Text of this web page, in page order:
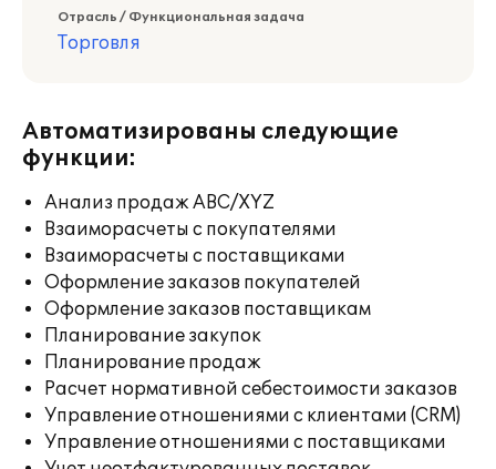
Отрасль / Функциональная задача
Торговля
Автоматизированы следующие
функции:
Анализ продаж ABC/XYZ
Взаиморасчеты с покупателями
Взаиморасчеты с поставщиками
Оформление заказов покупателей
Оформление заказов поставщикам
Планирование закупок
Планирование продаж
Расчет нормативной себестоимости заказов
Управление отношениями с клиентами (CRM)
Управление отношениями с поставщиками